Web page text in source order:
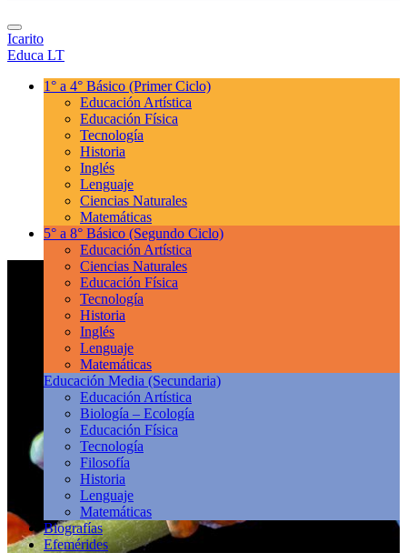
Icarito
Educa LT
1° a 4° Básico (Primer Ciclo)
Educación Artística
Educación Física
Tecnología
Historia
Inglés
Lenguaje
Ciencias Naturales
Matemáticas
5° a 8° Básico (Segundo Ciclo)
Educación Artística
Ciencias Naturales
Educación Física
Tecnología
Historia
Inglés
Lenguaje
Matemáticas
Educación Media (Secundaria)
Educación Artística
Biología – Ecología
Educación Física
Tecnología
Filosofía
Historia
Lenguaje
Matemáticas
Biografías
Efemérides